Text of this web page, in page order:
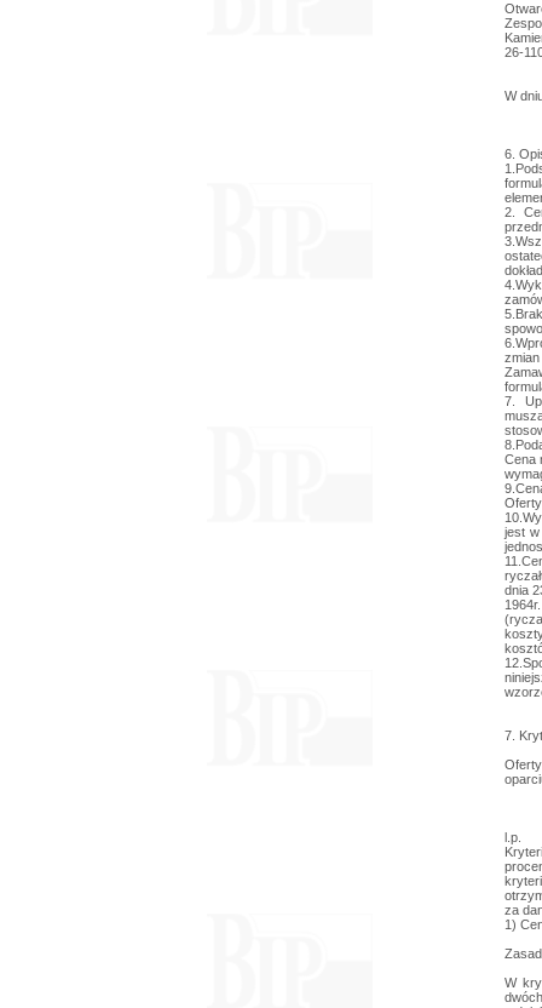
26-
W
6.
2.
7.
Cena
jest w
dnia
7.
l.p.
za
1)
W